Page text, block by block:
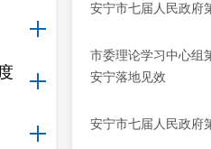
安宁市七届人民政府
市委理论学习中心组
安宁落地见效
安宁市七届人民政府